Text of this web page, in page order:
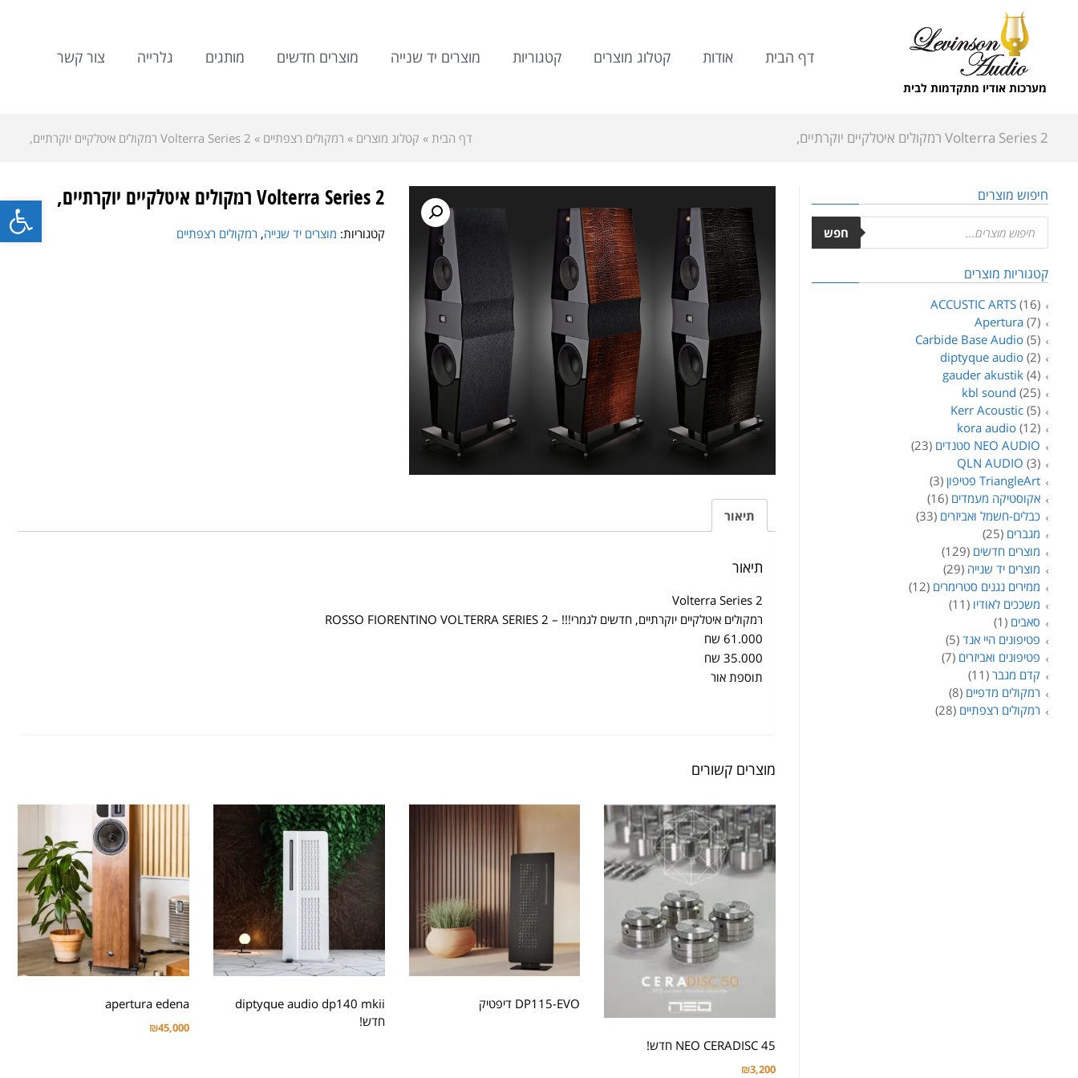
פתח
מערכות אודיו מתקדמות לבית
דף הבית אודות קטלוג מוצרים קטגוריות מוצרים יד שנייה מוצרים חדשים מותגים גלרייה צור קשר
Volterra Series 2 רמקולים איטלקיים יוקרתיים, דף הבית » קטלוג מוצרים » רמקולים רצפתיים » Volterra Series 2 רמקולים איטלקיים יוקרתיים,
Volterra Series 2 רמקולים איטלקיים יוקרתיים,
קטגוריות: מוצרים יד שנייה, רמקולים רצפתיים
תיאור
תיאור
Volterra Series 2
רמקולים איטלקיים יוקרתיים, חדשים לגמרי!!! – ROSSO FIORENTINO VOLTERRA SERIES 2
61.000 שח
35.000 שח
תוספת אור
מוצרים קשורים
NEO CERADISC 45 חדש!
₪3,200
DP115-EVO דיפטיק
diptyque audio dp140 mkii
חדש!
apertura edena
₪45,000
חיפוש מוצרים
חפש
קטגוריות מוצרים
ACCUSTIC ARTS (16)
Apertura (7)
Carbide Base Audio (5)
diptyque audio (2)
gauder akustik (4)
kbl sound (25)
Kerr Acoustic (5)
kora audio (12)
NEO AUDIO סטנדים
(23)
QLN AUDIO (3)
TriangleArt פטיפון
(3)
אקוסטיקה מעמדים (16)
כבלים-חשמל ואביזרים (33)
מגברים (25)
מוצרים חדשים (129)
מוצרים יד שנייה (29)
ממירים נגנים סטרימרים (12)
משככים לאודיו (11)
סאבים (1)
פטיפונים היי אנד (5)
פטיפונים ואביזרים (7)
קדם מגבר (11)
רמקולים מדפיים (8)
רמקולים רצפתיים (28)